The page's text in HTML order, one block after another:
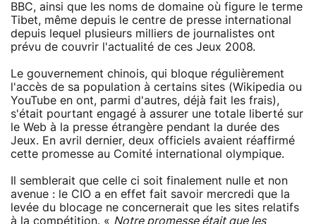
BBC, ainsi que les noms de domaine où figure le terme
Tibet, même depuis le centre de presse international
depuis lequel plusieurs milliers de journalistes ont
prévu de couvrir l'actualité de ces Jeux 2008.
Le gouvernement chinois, qui bloque régulièrement
l'accès de sa population à certains sites (Wikipedia ou
YouTube en ont, parmi d'autres, déjà fait les frais),
s'était pourtant engagé à assurer une totale liberté sur
le Web à la presse étrangère pendant la durée des
Jeux. En avril dernier, deux officiels avaient réaffirmé
cette promesse au Comité international olympique.
Il semblerait que celle ci soit finalement nulle et non
avenue : le CIO a en effet fait savoir mercredi que la
levée du blocage ne concernerait que les sites relatifs
à la compétition. « Notre promesse était que les